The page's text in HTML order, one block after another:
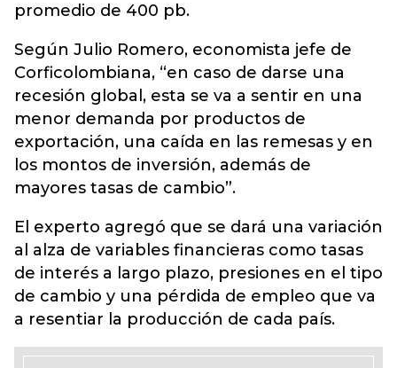
promedio de 400 pb.
Según Julio Romero, economista jefe de
Corficolombiana, “en caso de darse una
recesión global, esta se va a sentir en una
menor demanda por productos de
exportación, una caída en las remesas y en
los montos de inversión, además de
mayores tasas de cambio”.
El experto agregó que se dará una variación
al alza de variables financieras como tasas
de interés a largo plazo, presiones en el tipo
de cambio y una pérdida de empleo que va
a resentiar la producción de cada país.